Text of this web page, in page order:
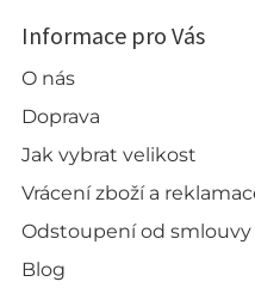
Informace pro Vás
O nás
Doprava
Jak vybrat velikost
Vrácení zboží a
Odstoupení od smlouvy
Blog